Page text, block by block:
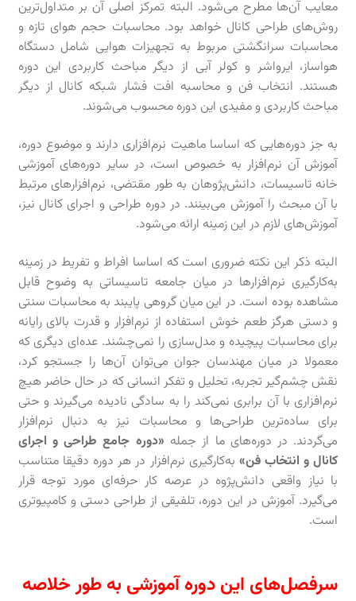
معایب آن‌ها مطرح می‌شود. البته تمرکز اصلی آن بر متداول‌ترین
روش‌های طراحی کانال خواهد بود. محاسبات حجم هوای تازه و
محاسبات سرانگشتی مربوط به تجهیزات هوایی شامل دستگاه
هواساز، ایرواشر و کولر آبی از دیگر مباحث کاربردی این دوره
هستند. انتخاب فن و محاسبه افت فشار شبکه کانال از دیگر
مباحث کاربردی و مفیدی این دوره محسوب می‌شوند.
به جز دوره‌هایی که اساسا ماهیت نرم‌افزاری دارند و موضوع دوره،
آموزش آن نرم‌افزار به خصوص است، در سایر دوره‌های آموزشی
خانه تاسیسات، دانش‌پژوهان به طور مقتضی، نرم‌افزارهای مرتبط
با آن مبحث را آموزش می‌بینند. در دوره طراحی و اجرای کانال نیز،
آموزش‌های لازم در این زمینه ارائه می‌شود.
البته ذکر این نکته ضروری است که اساسا افراط و تفریط در زمینه
به‌کارگیری نرم‌افزارها در میان جامعه تاسیساتی به وضوح قابل
مشاهده بوده است. در این میان گروهی پایبند به محاسبات سنتی
و دستی هرگز طعم خوش استفاده از نرم‌افزار و قدرت بالای رایانه
برای محاسبات پیچیده و مدل‌سازی را نمی‌چشند. عده‌ای دیگری که
معمولا در میان مهندسان جوان می‌توان آن‌ها را جستجو کرد،
نقش چشم‌گیر تجربه، تحلیل و تفکر انسانی که در حال حاضر هیچ
نرم‌افزاری با آن برابری نمی‌کند را به سادگی نادیده می‌گیرند و حتی
برای ساده‌ترین طراحی‌ها و محاسبات نیز به دنبال نرم‌افزار
می‌گردند. در دوره‌های ما از جمله «دوره جامع طراحی و اجرای
کانال و انتخاب فن» به‌کارگیری نرم‌افزار در هر دوره دقیقا متناسب
با نیاز واقعی دانش‌پژوه در عرصه کار حرفه‌ای مورد توجه قرار
می‌گیرد. آموزش در این دوره، تلفیقی از طراحی دستی و کامپیوتری
است.
سرفصل‌های این دوره آموزشی به طور خلاصه